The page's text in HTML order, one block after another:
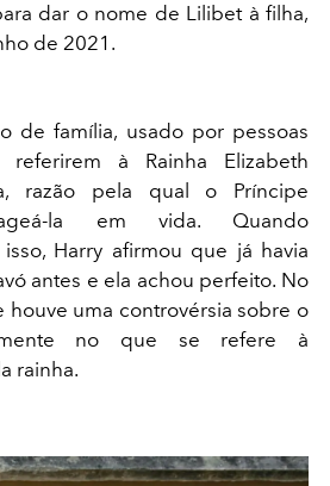
dar o nome de Lilibet à filha,
de 2021.
de família, usado por pessoas
à Rainha Elizabeth
razão pela qual o Príncipe
la em vida. Quando
Harry afirmou que já havia
antes e ela achou perfeito. No
houve uma controvérsia sobre o
no que se refere à
rainha.